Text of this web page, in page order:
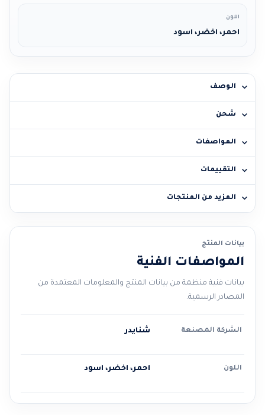
اللون
احمر، اخضر، اسود
الوصف
شحن
المواصفات
التقييمات
المزيد من المنتجات
بيانات المنتج
المواصفات الفنية
بيانات فنية منظمة من بيانات المنتج والمعلومات المعتمدة من
المصادر الرسمية.
الشركة المصنعة شنايدر
اللون احمر، اخضر، اسود